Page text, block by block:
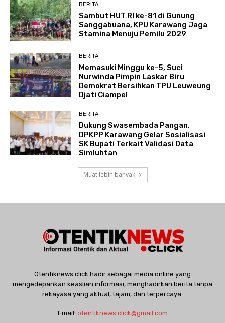
BERITA
Sambut HUT RI ke-81 di Gunung
Sanggabuana, KPU Karawang Jaga
Stamina Menuju Pemilu 2029
BERITA
Memasuki Minggu ke-5, Suci
Nurwinda Pimpin Laskar Biru
Demokrat Bersihkan TPU Leuweung
Djati Ciampel
BERITA
Dukung Swasembada Pangan,
DPKPP Karawang Gelar Sosialisasi
SK Bupati Terkait Validasi Data
Simluhtan
Muat lebih banyak
Otentiknews.click hadir sebagai media online yang
mengedepankan keaslian informasi, menghadirkan berita tanpa
rekayasa yang aktual, tajam, dan terpercaya.
Email: otentiknews.click@gmail.com